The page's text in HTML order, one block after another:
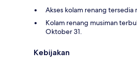
Akses kolam renang tersedia
Kolam renang musiman
Oktober 31.
Kebijakan